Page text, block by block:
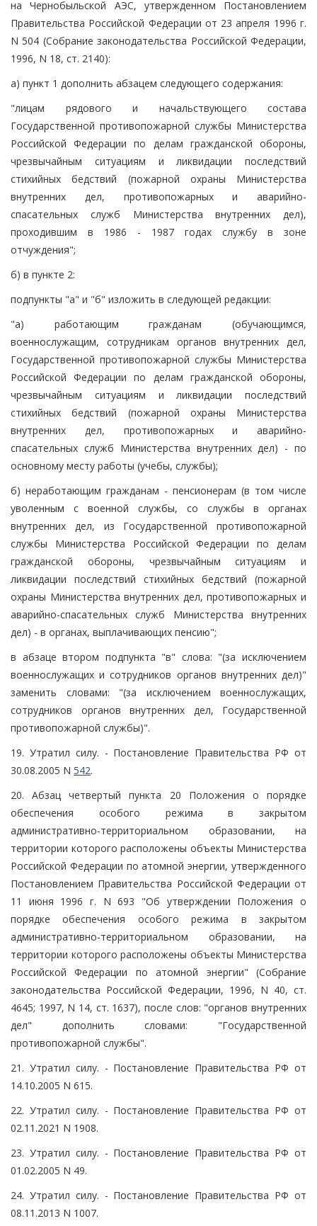
на Чернобыльской АЭС, утвержденном Постановлением
Правительства Российской Федерации от 23 апреля 1996 г.
N 504 (Собрание законодательства Российской Федерации,
1996, N 18, ст. 2140):
а) пункт 1 дополнить абзацем следующего содержания:
"лицам рядового и начальствующего состава
Государственной противопожарной службы Министерства
Российской Федерации по делам гражданской обороны,
чрезвычайным ситуациям и ликвидации последствий
стихийных бедствий (пожарной охраны Министерства
внутренних дел, противопожарных и аварийно-
спасательных служб Министерства внутренних дел),
проходившим в 1986 - 1987 годах службу в зоне
отчуждения";
б) в пункте 2:
подпункты "а" и "б" изложить в следующей редакции:
"а) работающим гражданам (обучающимся,
военнослужащим, сотрудникам органов внутренних дел,
Государственной противопожарной службы Министерства
Российской Федерации по делам гражданской обороны,
чрезвычайным ситуациям и ликвидации последствий
стихийных бедствий (пожарной охраны Министерства
внутренних дел, противопожарных и аварийно-
спасательных служб Министерства внутренних дел) - по
основному месту работы (учебы, службы);
б) неработающим гражданам - пенсионерам (в том числе
уволенным с военной службы, со службы в органах
внутренних дел, из Государственной противопожарной
службы Министерства Российской Федерации по делам
гражданской обороны, чрезвычайным ситуациям и
ликвидации последствий стихийных бедствий (пожарной
охраны Министерства внутренних дел, противопожарных и
аварийно-спасательных служб Министерства внутренних
дел) - в органах, выплачивающих пенсию";
в абзаце втором подпункта "в" слова: "(за исключением
военнослужащих и сотрудников органов внутренних дел)"
заменить словами: "(за исключением военнослужащих,
сотрудников органов внутренних дел, Государственной
противопожарной службы)".
19. Утратил силу. - Постановление Правительства РФ от
30.08.2005 N 542.
20. Абзац четвертый пункта 20 Положения о порядке
обеспечения особого режима в закрытом
административно-территориальном образовании, на
территории которого расположены объекты Министерства
Российской Федерации по атомной энергии, утвержденного
Постановлением Правительства Российской Федерации от
11 июня 1996 г. N 693 "Об утверждении Положения о
порядке обеспечения особого режима в закрытом
административно-территориальном образовании, на
территории которого расположены объекты Министерства
Российской Федерации по атомной энергии" (Собрание
законодательства Российской Федерации, 1996, N 40, ст.
4645; 1997, N 14, ст. 1637), после слов: "органов внутренних
дел" дополнить словами: "Государственной
противопожарной службы".
21. Утратил силу. - Постановление Правительства РФ от
14.10.2005 N 615.
22. Утратил силу. - Постановление Правительства РФ от
02.11.2021 N 1908.
23. Утратил силу. - Постановление Правительства РФ от
01.02.2005 N 49.
24. Утратил силу. - Постановление Правительства РФ от
08.11.2013 N 1007.